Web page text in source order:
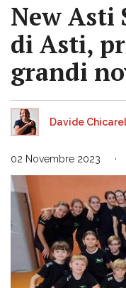
New Asti
di Asti,
grandi
Davide
02 Novembre 2023